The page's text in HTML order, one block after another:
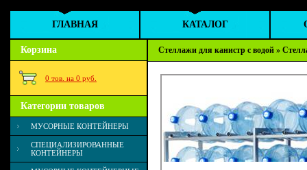
ГЛАВНАЯ КАТАЛОГ
Корзина
0 тов. на 0 руб.
Категории товаров
МУСОРНЫЕ КОНТЕЙНЕРЫ
СПЕЦИАЛИЗИРОВАННЫЕ
КОНТЕЙНЕРЫ
Стеллажи для канистр с водой »